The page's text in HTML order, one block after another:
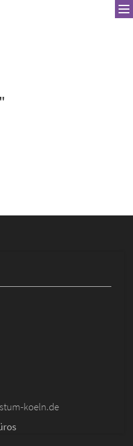
koeln.de